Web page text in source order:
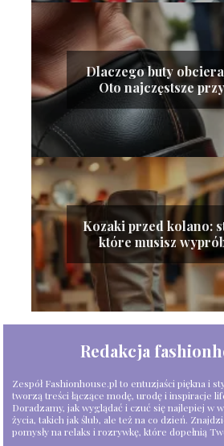
Dlaczego buty
Oto najczęstsze
Kozaki przed kolano:
które musisz
Redakcja
Zespół Fashionhouse.pl to entuzjaści piękna i
tworzą treści łączące modę, urodę i inspiracje
Doradzamy, jak wyglądać i czuć się najlepiej w
życia, takich jak ślub, ale też na co dzień.
pomysły na relaks i rozrywkę, które dopełnią